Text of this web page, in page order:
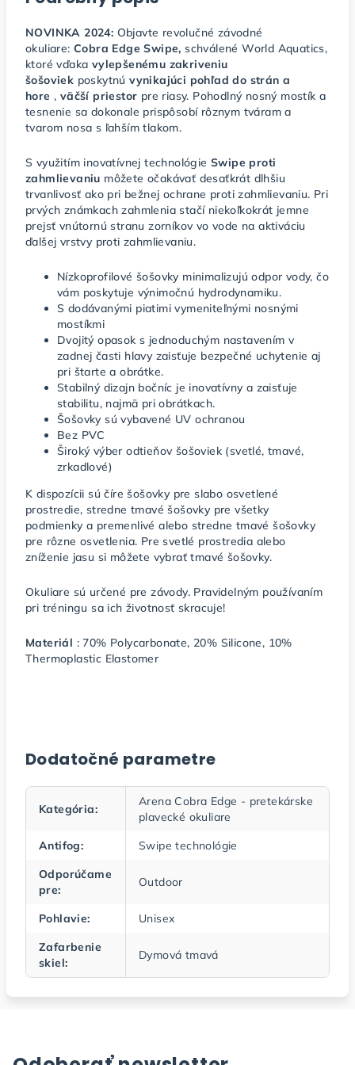
NOVINKA 2024: Objavte revolučné závodné
okuliare: Cobra Edge Swipe, schválené World Aquatics,
ktoré vďaka vylepšenému zakriveniu
šošoviek poskytnú vynikajúci pohľad do strán a
hore , väčší priestor pre riasy. Pohodlný nosný mostík a
tesnenie sa dokonale prispôsobí rôznym tváram a
tvarom nosa s ľahším tlakom.
S využitím inovatívnej technológie Swipe proti
zahmlievaniu môžete očakávať desaťkrát dlhšiu
trvanlivosť ako pri bežnej ochrane proti zahmlievaniu. Pri
prvých známkach zahmlenia stačí niekoľkokrát jemne
prejsť vnútornú stranu zorníkov vo vode na aktiváciu
ďalšej vrstvy proti zahmlievaniu.
Nízkoprofilové šošovky minimalizujú odpor vody, čo
vám poskytuje výnimočnú hydrodynamiku.
S dodávanými piatimi vymeniteľnými nosnými
mostíkmi
Dvojitý opasok s jednoduchým nastavením v
zadnej časti hlavy zaisťuje bezpečné uchytenie aj
pri štarte a obrátke.
Stabilný dizajn bočníc je inovatívny a zaisťuje
stabilitu, najmä pri obrátkach.
Šošovky sú vybavené UV ochranou
Bez PVC
Široký výber odtieňov šošoviek (svetlé, tmavé,
zrkadlové)
K dispozícii sú číre šošovky pre slabo osvetlené
prostredie, stredne tmavé šošovky pre všetky
podmienky a premenlivé alebo stredne tmavé šošovky
pre rôzne osvetlenia. Pre svetlé prostredia alebo
zníženie jasu si môžete vybrať tmavé šošovky.
Okuliare sú určené pre závody. Pravidelným používaním
pri tréningu sa ich životnosť skracuje!
Materiál : 70% Polycarbonate, 20% Silicone, 10%
Thermoplastic Elastomer
Dodatočné parametre
Kategória:
Arena Cobra Edge - pretekárske
plavecké okuliare
Antifog:
Swipe technológie
Odporúčame
pre:
Outdoor
Pohlavie:
Unisex
Zafarbenie
skiel:
Dymová tmavá